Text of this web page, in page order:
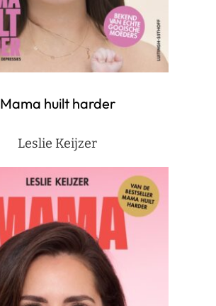
Mama huilt harder
Leslie Keijzer